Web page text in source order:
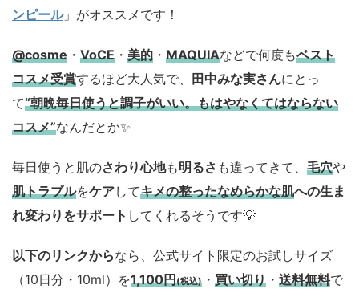
ンピール」がオススメです！
@cosme ・ VoCE ・ 美的 ・ MAQUIAなどで何度もベスト
コスメ受賞するほど大人気で、 田中みな実さんにとっ
て“朝晩毎日使うと調子がいい。もはやなくてはならない
コスメ”なんだとか✨
毎日使うと肌のさわり心地も明るさ も違ってきて、 毛穴や
肌トラブルをケアしてキメの整ったなめらかな肌への生ま
れ変わりをサポート してくれるそうです💡
以下のリンクからなら、公式サイト限定のお試しサイズ
（10日分・10ml）を1,100円(税込) ・ 買い切り ・ 送料無料で